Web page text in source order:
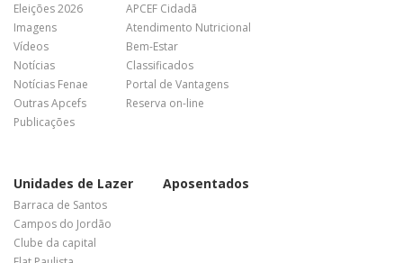
Eleições 2026
Imagens
Vídeos
Notícias
Notícias Fenae
Outras Apcefs
Publicações
APCEF Cidadã
Atendimento Nutricional
Bem-Estar
Classificados
Portal de Vantagens
Reserva on-line
Unidades de Lazer
Barraca de Santos
Campos do Jordão
Clube da capital
Aposentados